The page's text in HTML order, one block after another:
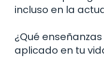
incluso en la
¿Qué
aplicado en tu